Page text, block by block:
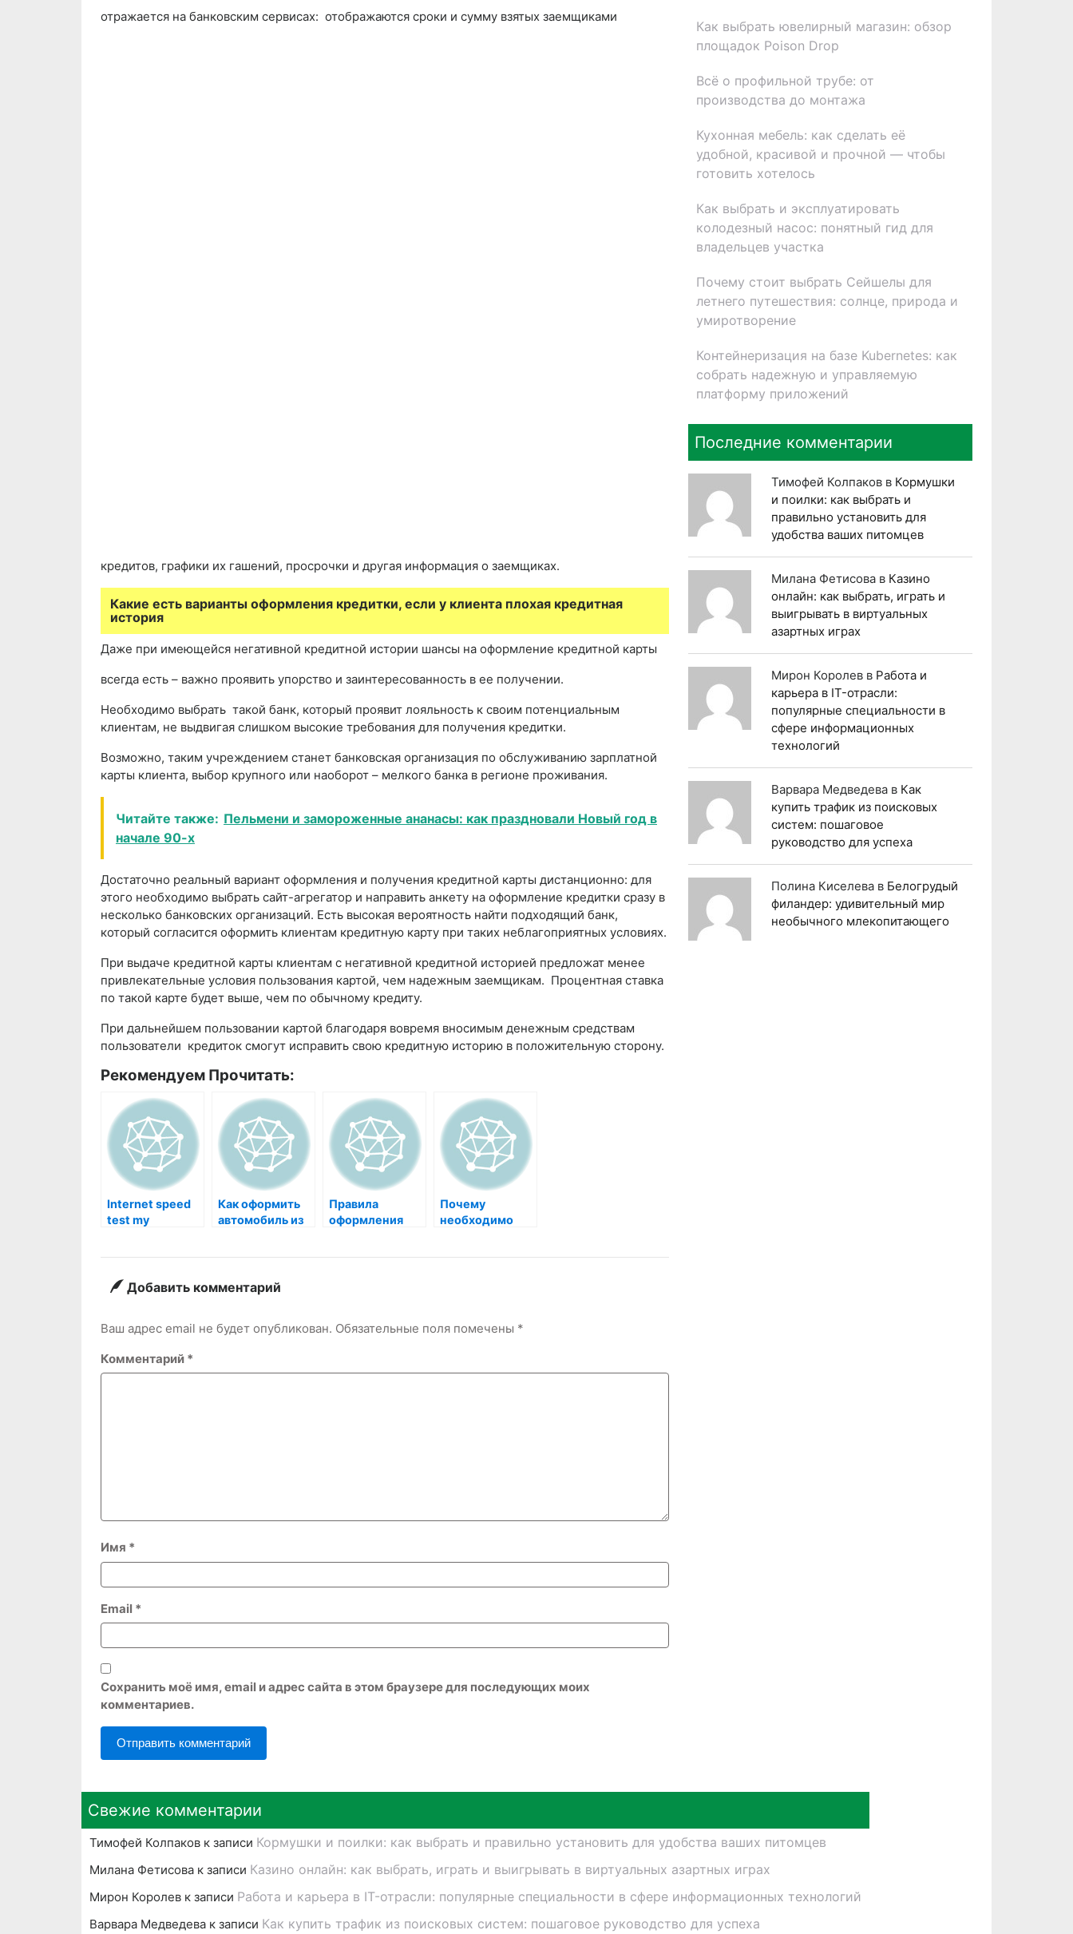
отражается на банковским сервисах: отображаются сроки и сумму взятых заемщиками
кредитов, графики их гашений, просрочки и другая информация о заемщиках.
Какие есть варианты оформления кредитки, если у клиента плохая кредитная
история
Даже при имеющейся негативной кредитной истории шансы на оформление кредитной карты
всегда есть – важно проявить упорство и заинтересованность в ее получении.
Необходимо выбрать такой банк, который проявит лояльность к своим потенциальным
клиентам, не выдвигая слишком высокие требования для получения кредитки.
Возможно, таким учреждением станет банковская организация по обслуживанию зарплатной
карты клиента, выбор крупного или наоборот – мелкого банка в регионе проживания.
Читайте также: Пельмени и замороженные ананасы: как праздновали Новый год в
начале 90-х
Достаточно реальный вариант оформления и получения кредитной карты дистанционно: для
этого необходимо выбрать сайт-агрегатор и направить анкету на оформление кредитки сразу в
несколько банковских организаций. Есть высокая вероятность найти подходящий банк,
который согласится оформить клиентам кредитную карту при таких неблагоприятных условиях.
При выдаче кредитной карты клиентам с негативной кредитной историей предложат менее
привлекательные условия пользования картой, чем надежным заемщикам. Процентная ставка
по такой карте будет выше, чем по обычному кредиту.
При дальнейшем пользовании картой благодаря вовремя вносимым денежным средствам
пользователи кредиток смогут исправить свою кредитную историю в положительную сторону.
Рекомендуем Прочитать:
Internet speed
test my
Как оформить
автомобиль из
Правила
оформления
Почему
необходимо
Добавить комментарий
Ваш адрес email не будет опубликован. Обязательные поля помечены *
Комментарий *
Имя *
Email *
Сохранить моё имя, email и адрес сайта в этом браузере для последующих моих
комментариев.
Как выбрать ювелирный магазин: обзор
площадок Poison Drop
Всё о профильной трубе: от
производства до монтажа
Кухонная мебель: как сделать её
удобной, красивой и прочной — чтобы
готовить хотелось
Как выбрать и эксплуатировать
колодезный насос: понятный гид для
владельцев участка
Почему стоит выбрать Сейшелы для
летнего путешествия: солнце, природа и
умиротворение
Контейнеризация на базе Kubernetes: как
собрать надежную и управляемую
платформу приложений
Последние комментарии
Тимофей Колпаков в Кормушки
и поилки: как выбрать и
правильно установить для
удобства ваших питомцев
Милана Фетисова в Казино
онлайн: как выбрать, играть и
выигрывать в виртуальных
азартных играх
Мирон Королев в Работа и
карьера в IT-отрасли:
популярные специальности в
сфере информационных
технологий
Варвара Медведева в Как
купить трафик из поисковых
систем: пошаговое
руководство для успеха
Полина Киселева в Белогрудый
филандер: удивительный мир
необычного млекопитающего
Свежие комментарии
Тимофей Колпаков к записи Кормушки и поилки: как выбрать и правильно установить для удобства ваших питомцев
Милана Фетисова к записи Казино онлайн: как выбрать, играть и выигрывать в виртуальных азартных играх
Мирон Королев к записи Работа и карьера в IT-отрасли: популярные специальности в сфере информационных технологий
Варвара Медведева к записи Как купить трафик из поисковых систем: пошаговое руководство для успеха